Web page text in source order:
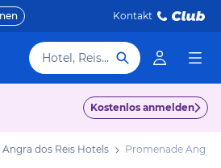
Kontakt
Hotel, Reiseziel
Kostenlos anmelden
Angra dos Reis Hotels Promenade Angra